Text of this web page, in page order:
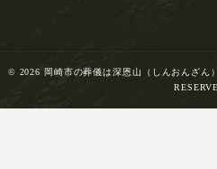
© 2026 岡崎市の葬儀は深恩山（しんおんざん